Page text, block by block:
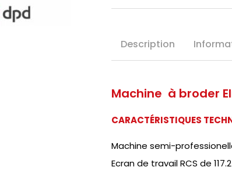
Description
Machine à broder
CARACTÉRISTIQUES
Machine semi-
Ecran de travail RCS de